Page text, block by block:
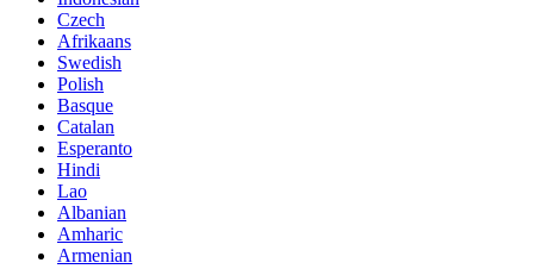
Czech
Afrikaans
Swedish
Polish
Basque
Catalan
Esperanto
Hindi
Lao
Albanian
Amharic
Armenian